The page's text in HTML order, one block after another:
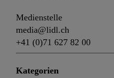
Medienstelle
media@lidl.ch
+41 (0)71 627 82 00
Kategorien